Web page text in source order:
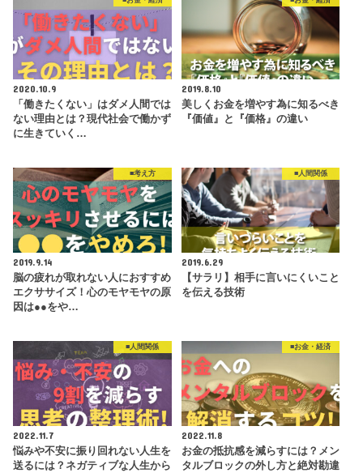
2020.10.9
「働きたくない」はダメ人間では
ない理由とは？現代社会で働かず
に生きていく…
2019.8.10
美しくお金を増やす為に知るべき
『価値』と『価格』の違い
■考え方
2019.9.14
脳の疲れが取れない人におすすめ
エクササイズ！心のモヤモヤの原
因は●●をや…
■人間関係
2019.6.29
【サラリ】相手に言いにくいこと
を伝える技術
■人間関係
2022.11.7
悩みや不安に振り回れない人生を
送るには？ネガティブな人生から
■お金・経済
2022.11.8
お金の抵抗感を減らすには？メン
タルブロックの外し方と絶対勘違